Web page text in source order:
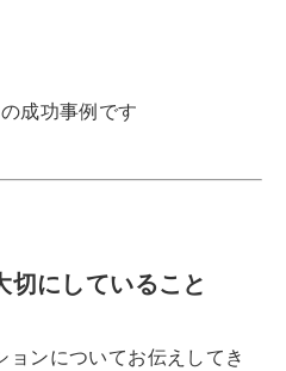
成功事例です
切にしていること
ョンについてお伝えしてき